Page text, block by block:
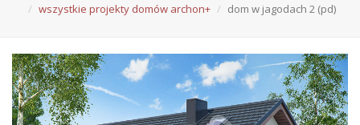
wszystkie projekty domów archon+
dom w jagodach 2 (pd)